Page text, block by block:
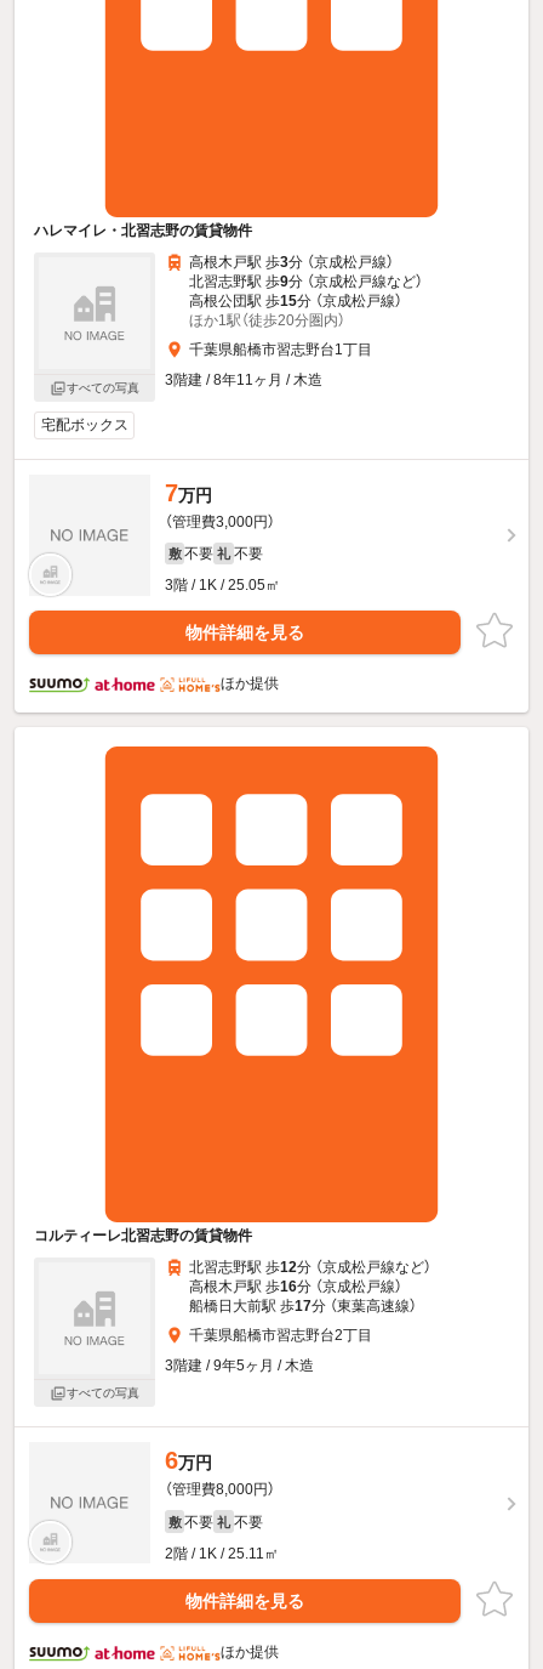
ハレマイレ・北習志野の賃貸物件
すべての写真
高根木戸駅 歩3分 （京成松戸線）
北習志野駅 歩9分 （京成松戸線など）
高根公団駅 歩15分 （京成松戸線）
ほか1駅（徒歩20分圏内）
千葉県船橋市習志野台1丁目
3階建 / 8年11ヶ月 / 木造
宅配ボックス
7万円
（管理費3,000円）
敷 不要 礼 不要
3階 / 1K / 25.05㎡
物件詳細を見る
ほか提供
コルティーレ北習志野の賃貸物件
すべての写真
北習志野駅 歩12分 （京成松戸線など）
高根木戸駅 歩16分 （京成松戸線）
船橋日大前駅 歩17分 （東葉高速線）
千葉県船橋市習志野台2丁目
3階建 / 9年5ヶ月 / 木造
6万円
（管理費8,000円）
敷 不要 礼 不要
2階 / 1K / 25.11㎡
物件詳細を見る
ほか提供